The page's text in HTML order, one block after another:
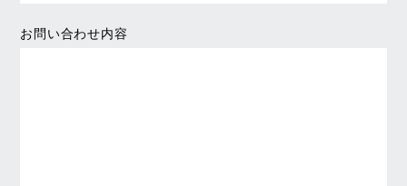
お問い合わせ内容